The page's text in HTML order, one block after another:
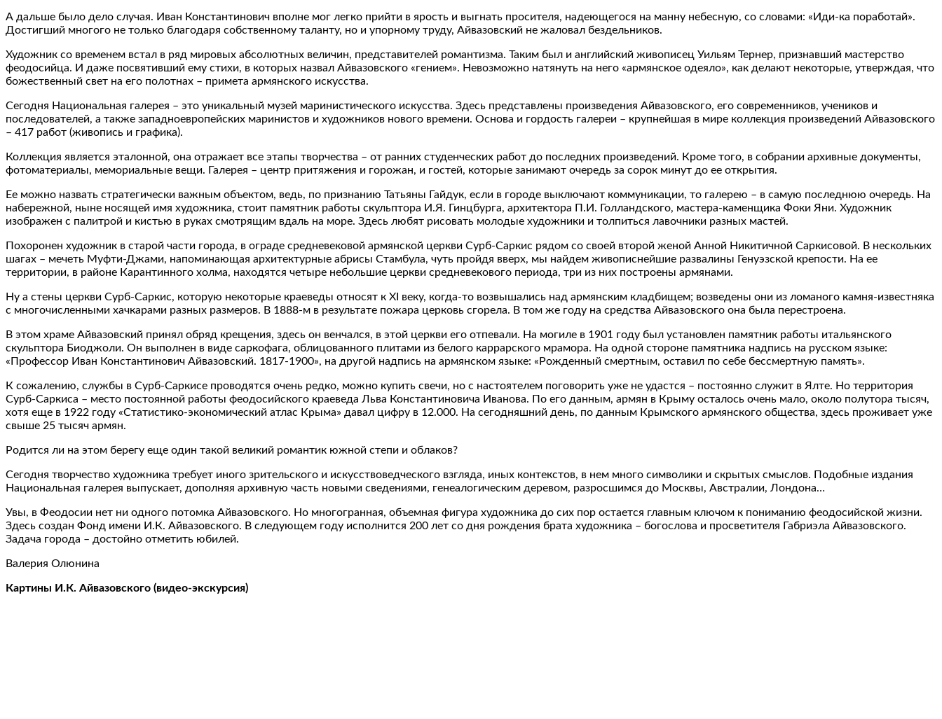
А дальше было дело случая. Иван Константинович вполне мог легко прийти в ярость и выгнать просителя, надеющегося на манну небесную, со словами: «Иди-ка поработай».
Достигший многого не только благодаря собственному таланту, но и упорному труду, Айвазовский не жаловал бездельников.
Художник со временем встал в ряд мировых абсолютных величин, представителей романтизма. Таким был и английский живописец Уильям Тернер, признавший мастерство
феодосийца. И даже посвятивший ему стихи, в которых назвал Айвазовского «гением». Невозможно натянуть на него «армянское одеяло», как делают некоторые, утверждая, что
божественный свет на его полотнах – примета армянского искусства.
Сегодня Национальная галерея – это уникальный музей маринистического искусства. Здесь представлены произведения Айвазовского, его современников, учеников и
последователей, а также западноевропейских маринистов и художников нового времени. Основа и гордость галереи – крупнейшая в мире коллекция произведений Айвазовского
– 417 работ (живопись и графика).
Коллекция является эталонной, она отражает все этапы творчества – от ранних студенческих работ до последних произведений. Кроме того, в собрании архивные документы,
фотоматериалы, мемориальные вещи. Галерея – центр притяжения и горожан, и гостей, которые занимают очередь за сорок минут до ее открытия.
Ее можно назвать стратегически важным объектом, ведь, по признанию Татьяны Гайдук, если в городе выключают коммуникации, то галерею – в самую последнюю очередь. На
набережной, ныне носящей имя художника, стоит памятник работы скульптора И.Я. Гинцбурга, архитектора П.И. Голландского, мастера-каменщика Фоки Яни. Художник
изображен с палитрой и кистью в руках смотрящим вдаль на море. Здесь любят рисовать молодые художники и толпиться лавочники разных мастей.
Похоронен художник в старой части города, в ограде средневековой армянской церкви Сурб-Саркис рядом со своей второй женой Анной Никитичной Саркисовой. В нескольких
шагах – мечеть Муфти-Джами, напоминающая архитектурные абрисы Стамбула, чуть пройдя вверх, мы найдем живописнейшие развалины Генуэзской крепости. На ее
территории, в районе Карантинного холма, находятся четыре небольшие церкви средневекового периода, три из них построены армянами.
Ну а стены церкви Сурб-Саркис, которую некоторые краеведы относят к XI веку, когда-то возвышались над армянским кладбищем; возведены они из ломаного камня-известняка
с многочисленными хачкарами разных размеров. В 1888-м в результате пожара церковь сгорела. В том же году на средства Айвазовского она была перестроена.
В этом храме Айвазовский принял обряд крещения, здесь он венчался, в этой церкви его отпевали. На могиле в 1901 году был установлен памятник работы итальянского
скульптора Биоджоли. Он выполнен в виде саркофага, облицованного плитами из белого каррарского мрамора. На одной стороне памятника надпись на русском языке:
«Профессор Иван Константинович Айвазовский. 1817-1900», на другой надпись на армянском языке: «Рожденный смертным, оставил по себе бессмертную память».
К сожалению, службы в Сурб-Саркисе проводятся очень редко, можно купить свечи, но с настоятелем поговорить уже не удастся – постоянно служит в Ялте. Но территория
Сурб-Саркиса – место постоянной работы феодосийского краеведа Льва Константиновича Иванова. По его данным, армян в Крыму осталось очень мало, около полутора тысяч,
хотя еще в 1922 году «Статистико-экономический атлас Крыма» давал цифру в 12.000. На сегодняшний день, по данным Крымского армянского общества, здесь проживает уже
свыше 25 тысяч армян.
Родится ли на этом берегу еще один такой великий романтик южной степи и облаков?
Сегодня творчество художника требует иного зрительского и искусствоведческого взгляда, иных контекстов, в нем много символики и скрытых смыслов. Подобные издания
Национальная галерея выпускает, дополняя архивную часть новыми сведениями, генеалогическим деревом, разросшимся до Москвы, Австралии, Лондона…
Увы, в Феодосии нет ни одного потомка Айвазовского. Но многогранная, объемная фигура художника до сих пор остается главным ключом к пониманию феодосийской жизни.
Здесь создан Фонд имени И.К. Айвазовского. В следующем году исполнится 200 лет со дня рождения брата художника – богослова и просветителя Габриэла Айвазовского.
Задача города – достойно отметить юбилей.
Валерия Олюнина
Картины И.К. Айвазовского (видео-экскурсия)